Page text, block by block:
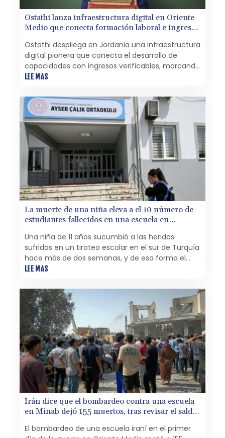
Ostathi lanza infraestructura digital en Oriente
Medio que conecta formación laboral e ingresos
Ostathi despliega en Jordania una infraestructura
digital pionera que conecta el desarrollo de
capacidades con ingresos verificables, marcando
un hito en los programas de empleo en Oriente
LEE MAS
La muerte de una niña eleva a el 10 número de
estudiantes fallecidos en una escuela en
Una niña de 11 años sucumbió a las heridas
sufridas en un tiroteo escolar en el sur de Turquía
hace más de dos semanas, y de esa forma el
número de estudiantes muertos en ese ataque
LEE MAS
Irán dice que el bombardeo contra una escuela
en Minab dejó 155 muertos, tras revisar el saldo
El bombardeo de una escuela iraní en el primer